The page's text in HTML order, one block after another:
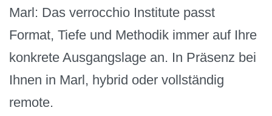
Marl: Das verrocchio Institute passt
Format, Tiefe und Methodik immer auf Ihre
konkrete Ausgangslage an. In Präsenz bei
Ihnen in Marl, hybrid oder vollständig
remote.